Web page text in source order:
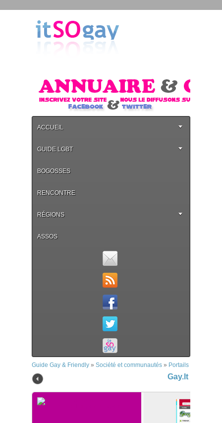
ACCUEIL
GUIDE LGBT
BOGOSSES
RENCONTRE
RÉGIONS
ASSOS
Guide Gay & Friendly » Société et communautés » Portails
Gay.lt